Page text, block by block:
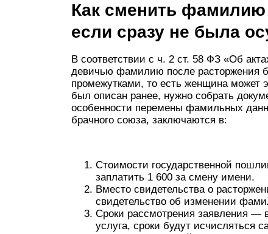
Как сменить
если сразу не была
В соответствии с ч. 2 ст. 58 ФЗ «Об
девичью фамилию после расторжения
промежутками, то есть женщина может
был описан ранее, нужно собрать
особенности перемены фамильных
брачного союза, заключаются в:
Стоимости государственной
заплатить 1 600 за смену имени.
Вместо свидетельства о
свидетельство об изменении
Сроки рассмотрения заявления —
услуга, сроки будут исчисляться